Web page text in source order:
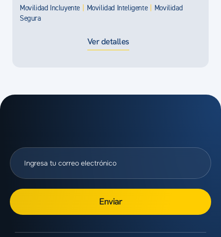
Movilidad Incluyente | Movilidad Inteligente | Movilidad
Segura
Ver detalles
Enviar